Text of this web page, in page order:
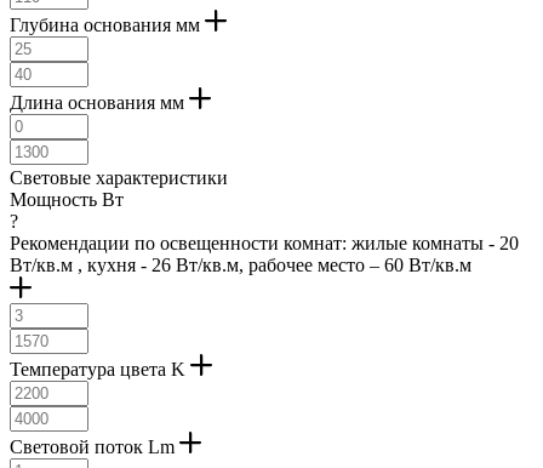
патина (
песочный (19)
под камень (
природный (7)
ржавчина (
серая патина (2)
серебристый (
серебряный античный (2)
серебряный брашированный (4)
серебряный состаренный (
серо-голубой (
серо-коричневый (
серо-коричневый состаренный (
серый (
синий состаренный (
темно-кориневый (1
Глубина основания мм
Длина основания мм
Световые характеристики
Мощность Вт
?
Рекомендации по освещенности комнат: жилые комнаты - 20
Вт/кв.м , кухня - 26 Вт/кв.м, рабочее место – 60 Вт/кв.м
Температура цвета K
Световой поток Lm